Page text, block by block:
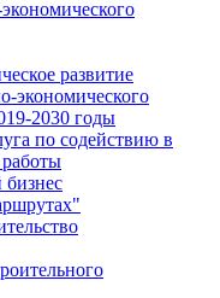
развитие
экономического
2030 годы
по содействию в